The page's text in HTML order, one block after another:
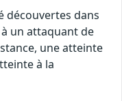
découvertes dans
un attaquant de
une atteinte
à la